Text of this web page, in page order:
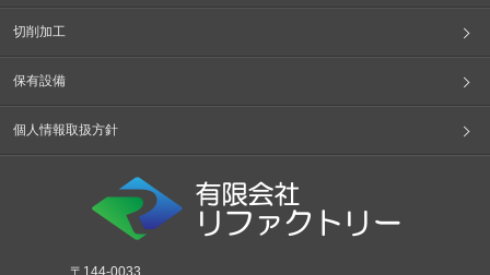
切削加工
保有設備
個人情報取扱方針
〒144-0033